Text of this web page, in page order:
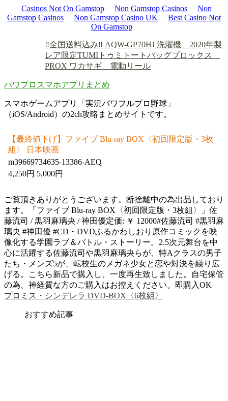
Casinos Not On Gamstop Non Gamstop Casinos
Non
Gamstop Casinos
Non Gamstop Casino UK
Best Casino Not
On Gamstop
‼️全国送料込み‼️ AQW-GP70HJ 洗濯機 2020年製
レア限定TUMIトゥミトートバッグプロックス
PROX ワカサギ 電動リール
パワプロスマホアプリまとめ
スマホゲームアプリ「実況パワフルプロ野球」
（iOS/Android）の2ch攻略まとめサイトです。
【最終値下げ】ファイブ Blu-ray BOX〈初回限定版・3枚
組〉 日本映画
m39669734635-13386-AEQ
4,250円 5,000円
ご覧頂きありがとうございます。断捨離中の為出品しており
ます。「ファイブ Blu-ray BOX〈初回限定版・3枚組〉」佐
藤流司 / 黒羽麻璃央 / 神田優定価: ￥ 12000#佐藤流司 #黒羽麻
璃央 #神田優 #CD・DVDふるかわしおり原作コミックを映
像化する学園ラブ＆バトル・ストーリー。2.5次元舞台を中
心に活躍する佐藤流司や黒羽麻璃央らが、特Aクラスの男子
たち・メンズ5が、転校生のメガネ少女と恋や対決を繰り広
げる。こちら新品で購入し、一度再生致しました。自宅保管
の為、神経質な方のご購入はお控えください。即購入OK
プロミス・シンデレラ DVD-BOX〈6枚組〉
おすすめ記事